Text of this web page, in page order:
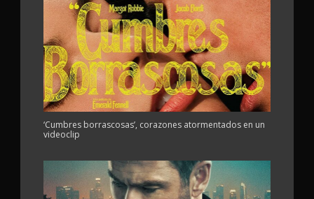
‘Cumbres borrascosas’, corazones atormentados en un
videoclip